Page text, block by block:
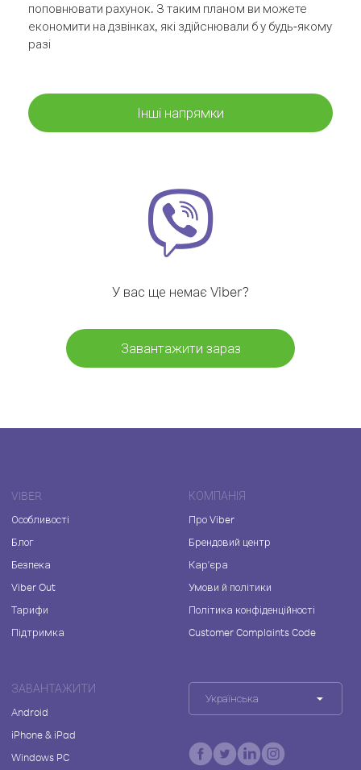
поповнювати рахунок. З таким планом ви можете
економити на дзвінках, які здійснювали б у будь-якому
разі
Інші напрямки
У вас ще немає Viber?
Завантажити зараз
VIBER
Особливості
Блог
Безпека
Viber Out
Тарифи
Підтримка
КОМПАНІЯ
Про Viber
Брендовий центр
Кар'єра
Умови й політики
Політика конфіденційності
Customer Complaints Code
ЗАВАНТАЖИТИ
Android
iPhone & iPad
Windows PC
Українська